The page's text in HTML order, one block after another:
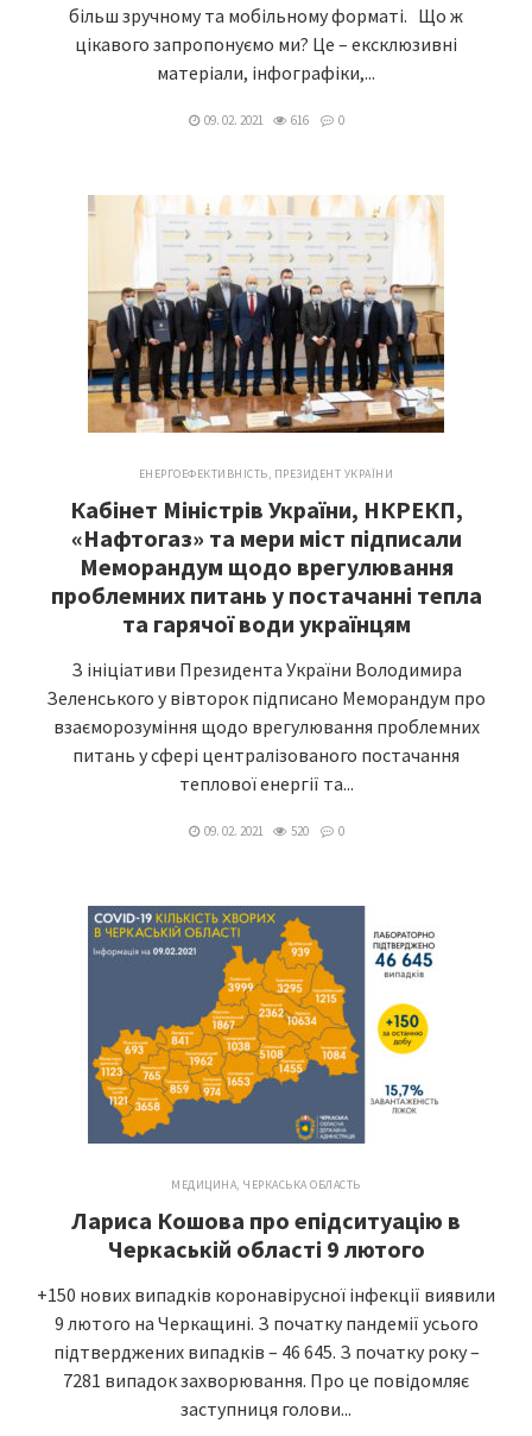
більш зручному та мобільному форматі. Що ж
цікавого запропонуємо ми? Це­ – ексклюзивні
матеріали, інфографіки,...
09. 02. 2021 616 0
ЕНЕРГОЕФЕКТИВНІСТЬ, ПРЕЗИДЕНТ УКРАЇНИ
Кабінет Міністрів України, НКРЕКП,
«Нафтогаз» та мери міст підписали
Меморандум щодо врегулювання
проблемних питань у постачанні тепла
та гарячої води українцям
З ініціативи Президента України Володимира
Зеленського у вівторок підписано Меморандум про
взаєморозуміння щодо врегулювання проблемних
питань у сфері централізованого постачання
теплової енергії та...
09. 02. 2021 520 0
МЕДИЦИНА, ЧЕРКАСЬКА ОБЛАСТЬ
Лариса Кошова про епідситуацію в
Черкаській області 9 лютого
+150 нових випадків коронавірусної інфекції виявили
9 лютого на Черкащині. З початку пандемії усього
підтверджених випадків – 46 645. З початку року –
7281 випадок захворювання. Про це повідомляє
заступниця голови...